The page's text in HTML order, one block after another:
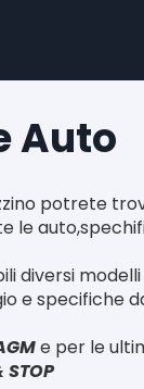
Home
Catalogo
Contatti
Auto
potrete
le
diversi
e specifiche
e per le
STOP